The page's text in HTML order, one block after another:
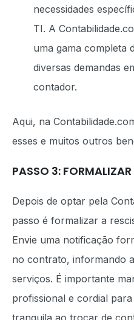
necessidades
TI. A
uma gama completa
diversas demandas
contador.
Aqui, na
esses e muitos outros
PASSO 3:
Depois de optar pela
passo é formalizar a
Envie uma notificação
no contrato, informando
serviços. É importante
profissional e cordial